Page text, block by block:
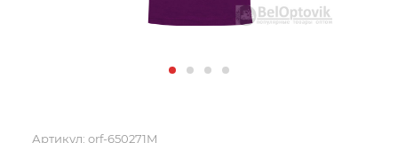
Артикул: orf-650271M